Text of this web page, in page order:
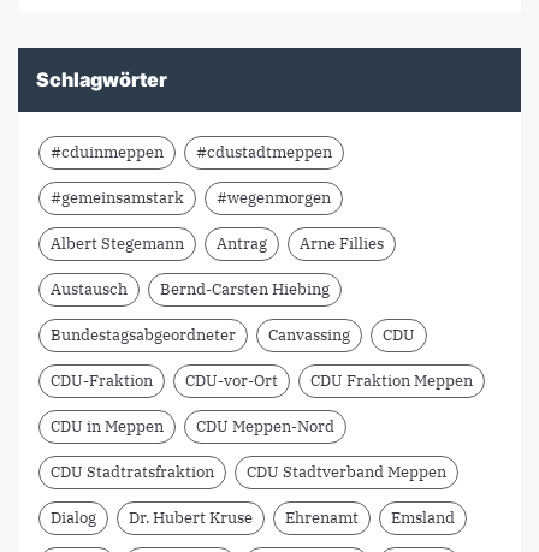
Schlagwörter
#cduinmeppen #cdustadtmeppen
#gemeinsamstark #wegenmorgen
Albert Stegemann Antrag Arne Fillies
Austausch Bernd-Carsten Hiebing
Bundestagsabgeordneter Canvassing CDU
CDU-Fraktion CDU-vor-Ort CDU Fraktion Meppen
CDU in Meppen CDU Meppen-Nord
CDU Stadtratsfraktion CDU Stadtverband Meppen
Dialog Dr. Hubert Kruse Ehrenamt Emsland